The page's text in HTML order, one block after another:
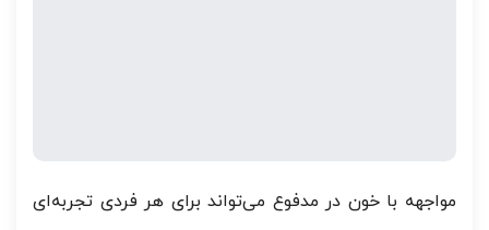
مواجهه با خون در مدفوع می‌تواند برای هر فردی تجربه‌ای